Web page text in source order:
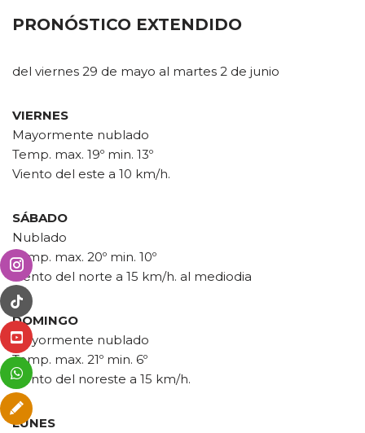
PRONÓSTICO EXTENDIDO
del viernes 29 de mayo al martes 2 de junio
VIERNES
Mayormente nublado
Temp. max. 19º min. 13º
Viento del este a 10 km/h.
SÁBADO
Nublado
Temp. max. 20º min. 10º
Viento del norte a 15 km/h. al mediodia
DOMINGO
Mayormente nublado
Temp. max. 21º min. 6º
Viento del noreste a 15 km/h.
LUNES